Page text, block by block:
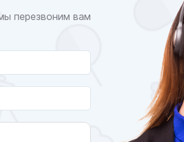
перезвоним вам